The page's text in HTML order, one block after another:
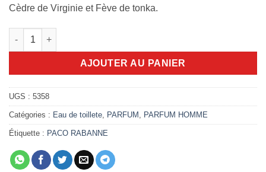
Cèdre de Virginie et Fève de tonka.
quantité de Paco de paco Rabbane 100ml edt
AJOUTER AU PANIER
UGS : 5358
Catégories : Eau de toillete PARFUM PARFUM HOMME
Étiquette : PACO RABANNE